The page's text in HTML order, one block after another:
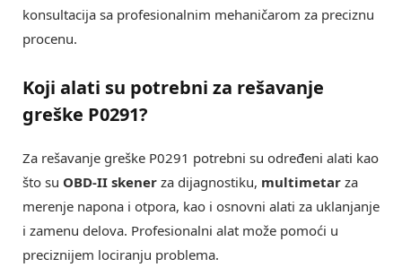
konsultacija sa profesionalnim mehaničarom za preciznu
procenu.
Koji alati su potrebni za rešavanje
greške P0291?
Za rešavanje greške P0291 potrebni su određeni alati kao
što su OBD-II skener za dijagnostiku, multimetar za
merenje napona i otpora, kao i osnovni alati za uklanjanje
i zamenu delova. Profesionalni alat može pomoći u
preciznijem lociranju problema.